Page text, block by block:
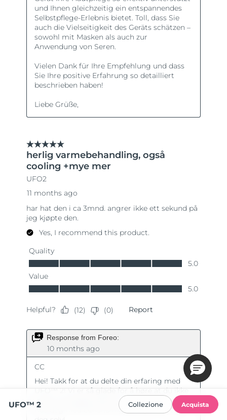
UFO™ 2 Collezione Acquista